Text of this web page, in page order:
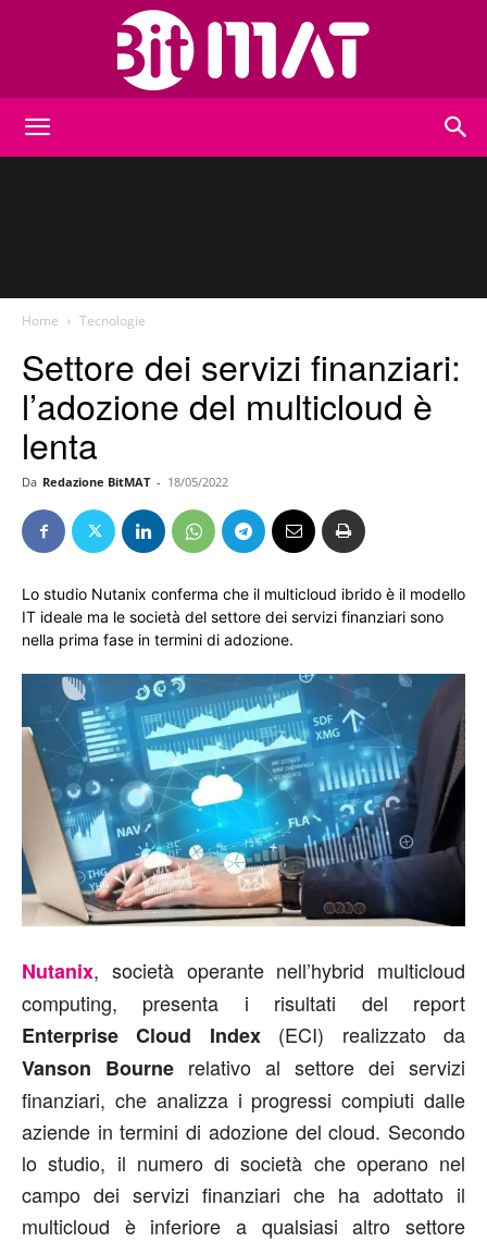
Home Tecnologie
Settore dei servizi finanziari:
l’adozione del multicloud è
lenta
Da Redazione BitMAT - 18/05/2022
Lo studio Nutanix conferma che il multicloud ibrido è il modello
IT ideale ma le società del settore dei servizi finanziari sono
nella prima fase in termini di adozione.
Nutanix, società operante nell’hybrid multicloud
computing, presenta i risultati del report
Enterprise Cloud Index(ECI) realizzato da
Vanson Bourne relativo al settore dei servizi
finanziari, che analizza i progressi compiuti dalle
aziende in termini di adozione del cloud. Secondo
lo studio, il numero di società che operano nel
campo dei servizi finanziari che ha adottato il
multicloud è inferiore a qualsiasi altro settore